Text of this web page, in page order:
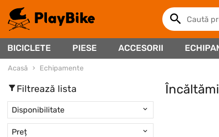
BICICLETE PIESE ACCESORII
Acasă Echipamente
Filtrează lista
Disponibilitate
Preț